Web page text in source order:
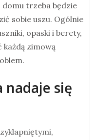
domu trzeba będzie
sobie uszu. Ogólnie
opaski i berety,
każdą zimową
nadaje się